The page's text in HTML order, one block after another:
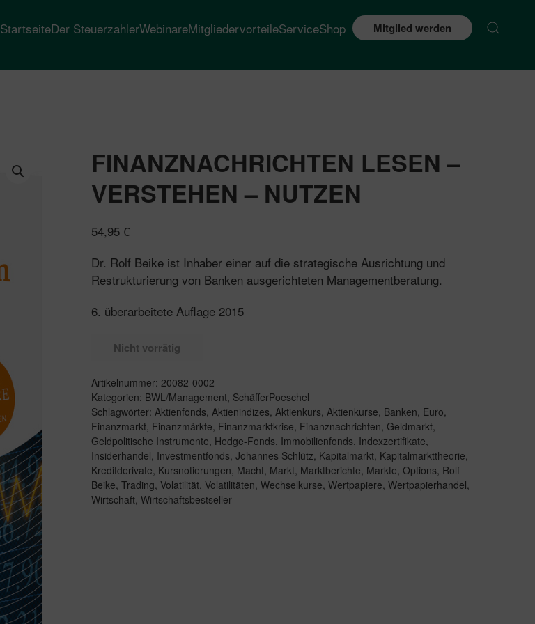
StartseiteDer SteuerzahlerWebinareMitgliedervorteileServiceShop Mitglied werden
FINANZNACHRICHTEN LESEN –
VERSTEHEN – NUTZEN
54,95 €
Dr. Rolf Beike ist Inhaber einer auf die strategische Ausrichtung und
Restrukturierung von Banken ausgerichteten Managementberatung.
6. überarbeitete Auflage 2015
Nicht vorrätig
Artikelnummer: 20082-0002
Kategorien: BWL/Management, SchäfferPoeschel
Schlagwörter: Aktienfonds, Aktienindizes, Aktienkurs, Aktienkurse, Banken, Euro,
Finanzmarkt, Finanzmärkte, Finanzmarktkrise, Finanznachrichten, Geldmarkt,
Geldpolitische Instrumente, Hedge-Fonds, Immobilienfonds, Indexzertifikate,
Insiderhandel, Investmentfonds, Johannes Schlütz, Kapitalmarkt, Kapitalmarkttheorie,
Kreditderivate, Kursnotierungen, Macht, Markt, Marktberichte, Markte, Options, Rolf
Beike, Trading, Volatilität, Volatilitäten, Wechselkurse, Wertpapiere, Wertpapierhandel,
Wirtschaft, Wirtschaftsbestseller